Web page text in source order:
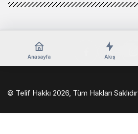
Anasayfa Akış
© Telif Hakkı 2026, Tüm Hakları Saklıdır